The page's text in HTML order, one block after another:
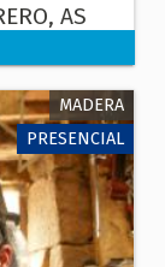
AS
MADERA
PRESENCIAL